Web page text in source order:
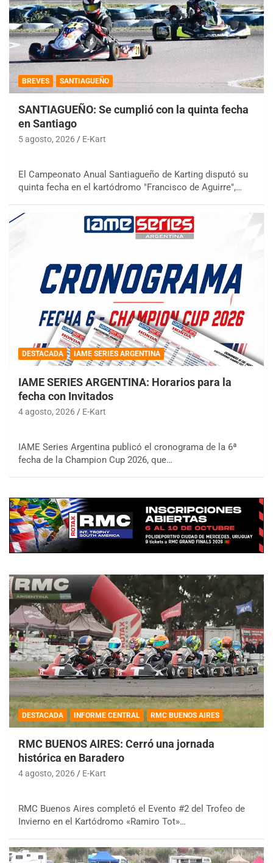
BREVES SANTIAGUEÑO
SANTIAGUEÑO: Se cumplió con la quinta fecha
en Santiago
5 agosto, 2026 E-Kart
El Campeonato Anual Santiagueño de Karting disputó su
quinta fecha en el kartódromo "Francisco de Aguirre",…
DESTACADA IAME SERIES ARGENTINA
IAME SERIES ARGENTINA: Horarios para la
fecha con Invitados
4 agosto, 2026 E-Kart
IAME Series Argentina publicó el cronograma de la 6ª
fecha de la Champion Cup 2026, que…
DESTACADA INFORME CENTRAL RMC BUENOS AIRES
RMC BUENOS AIRES: Cerró una jornada
histórica en Baradero
4 agosto, 2026 E-Kart
RMC Buenos Aires completó el Evento #2 del Trofeo de
Invierno en el Kartódromo «Ramiro Tot»…